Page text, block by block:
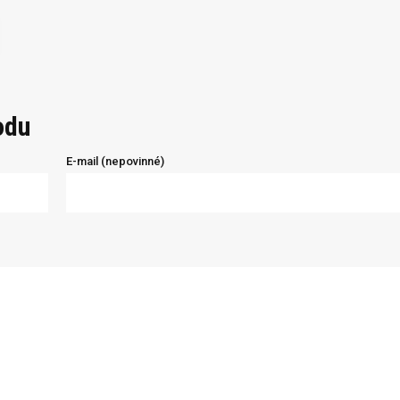
E-mail (nepovinné)